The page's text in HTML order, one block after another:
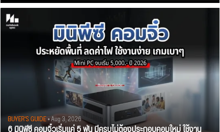
BUYER'S GUIDE• Aug 3, 2026